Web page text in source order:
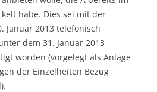
habe. Dies sei mit der
Januar 2013 telefonisch
dem 31. Januar 2013
worden (vorgelegt als Anlage
der Einzelheiten Bezug